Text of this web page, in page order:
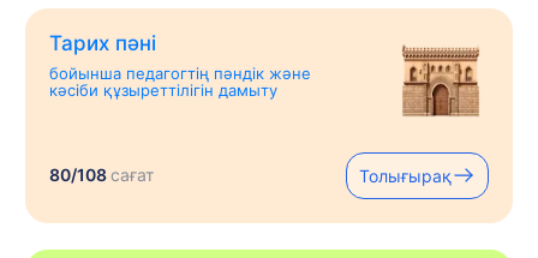
Тарих пәні
бойынша педагогтің пәндік және
кәсіби құзыреттілігін дамыту
80/108сағат Толығырақ